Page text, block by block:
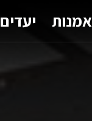
אמנות יעדים